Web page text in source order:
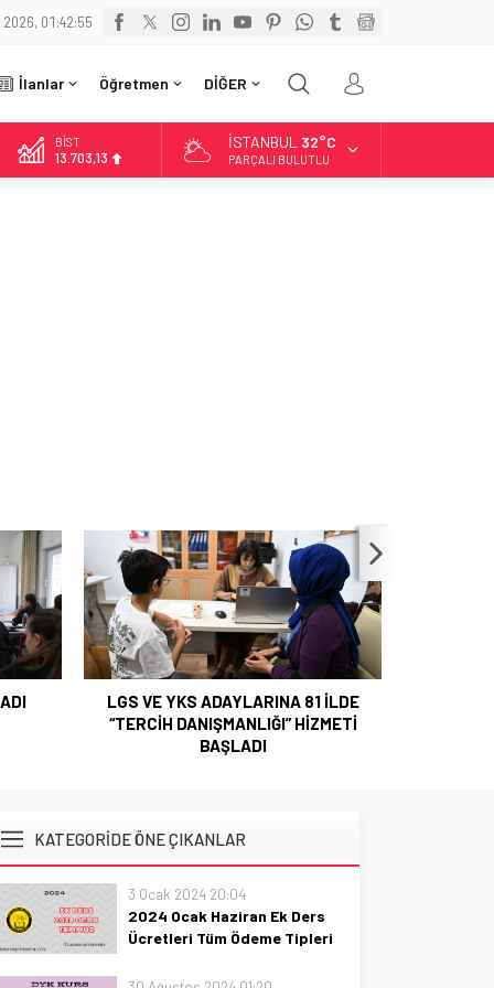
01:42:56
İlanlar Öğretmen DİĞER
BİST
13.703,13
İSTANBUL 32°C
PARÇALI BULUTLU
LGS VE YKS ADAYLARINA 81 İLDE
“TERCİH DANIŞMANLIĞI” HİZMETİ
BAŞLADI
KATEGORİDE ÖNE ÇIKANLAR
3 Ocak 2024 20:04
2024 Ocak Haziran Ek Ders
Ücretleri Tüm Ödeme Tipleri